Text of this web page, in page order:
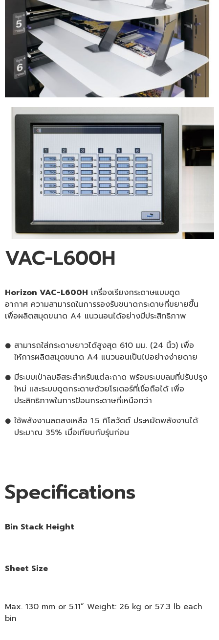
VAC-L600H
Horizon VAC-L600H เครื่องเรียงกระดาษแบบดูด
อากาศ ความสามารถในการรองรับขนาดกระดาษที่ขยายขึ้น
เพื่อผลิตสมุดขนาด A4 แนวนอนได้อย่างมีประสิทธิภาพ
สามารถใส่กระดาษยาวได้สูงสุด 610 มม. (24 นิ้ว) เพื่อ
ให้การผลิตสมุดขนาด A4 แนวนอนเป็นไปอย่างง่ายดาย
มีระบบเป่าลมอิสระสำหรับแต่ละถาด พร้อมระบบลมที่ปรับปรุง
ใหม่ และระบบดูดกระดาษด้วยโรเตอร์ที่เชื่อถือได้ เพื่อ
ประสิทธิภาพในการป้อนกระดาษที่เหนือกว่า
ใช้พลังงานลดลงเหลือ 1.5 กิโลวัตต์ ประหยัดพลังงานได้
ประมาณ 35% เมื่อเทียบกับรุ่นก่อน
Specifications
Bin Stack Height
Sheet Size
Max. 130 mm or 5.11” Weight: 26 kg or 57.3 lb each
bin